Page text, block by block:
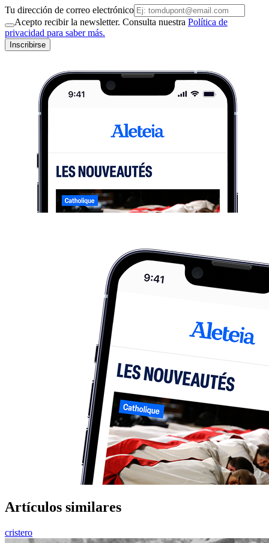
Tu dirección de correo electrónico
Acepto recibir la newsletter. Consulta nuestra Política de
privacidad para saber más.
Inscribirse
Artículos similares
cristero